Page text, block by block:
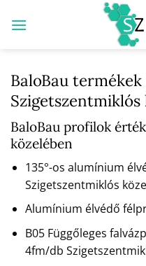
BaloBau
Szigetszentmiklós
BaloBau profilok
közelében
135°-os alumínium
Szigetszentmiklós
Alumínium élvédő
B05 Függőleges
4fm/db